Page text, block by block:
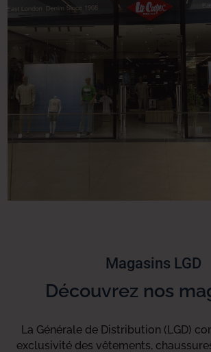
Magasins LGD
Découvrez nos
La Générale de Distribution (LGD)
exclusivité des vêtements,